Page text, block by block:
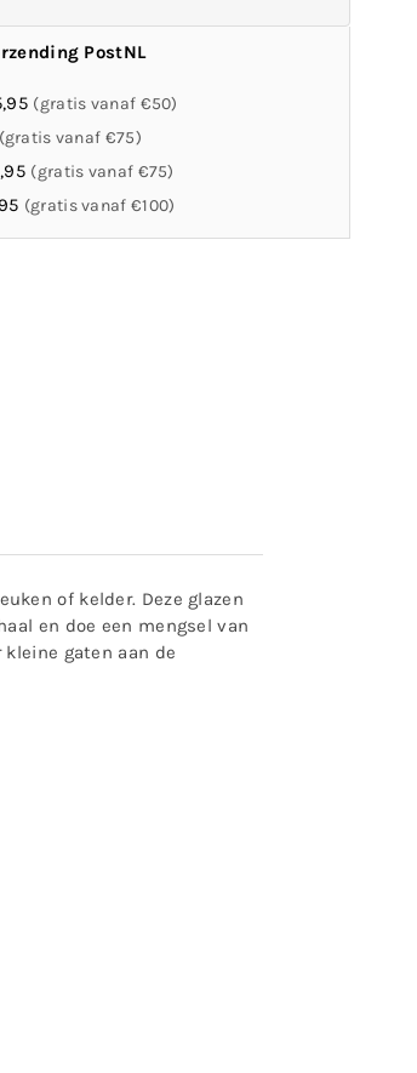
PostNL
(gratis vanaf €50)
(gratis vanaf €75)
(gratis vanaf €75)
(gratis vanaf €100)
of kelder. Deze glazen
en doe een mengsel van
gaten aan de